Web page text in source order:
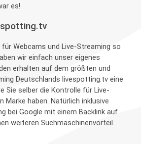
es!
Webcams und Live-Streaming so
wir einfach unser eigenes
erhalten auf dem größten und
Deutschlands livespotting.tv eine
Sie selber die Kontrolle für Live-
Marke haben. Natürlich inklusive
bei Google mit einem Backlink auf
weiteren Suchmaschinenvorteil.